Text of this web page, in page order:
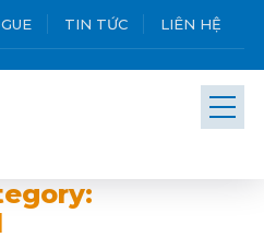
TIN TỨC LIÊN HỆ